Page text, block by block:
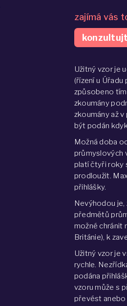
zajímá vás
Užitný vzor je
(řízení u
způsobeno
zkoumány
zkoumány až
být podán
Možná doba
průmyslových
platí čtyři roky
prodloužit.
přihlášky.
Nevýhodou je,
předmětů
možné chránit
Británie), k
Užitný vzor je
rychle.
podána
vzoru může s
převést anebo